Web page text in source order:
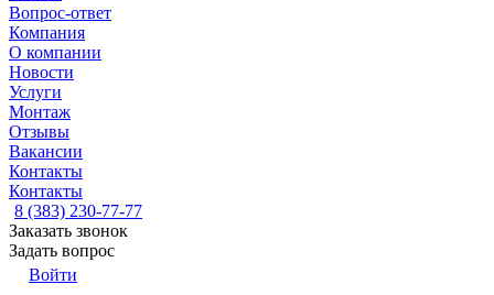
Вопрос-ответ
Компания
О компании
Новости
Услуги
Монтаж
Отзывы
Вакансии
Контакты
Контакты
8 (383) 230-77-77
Заказать звонок
Задать вопрос
Войти